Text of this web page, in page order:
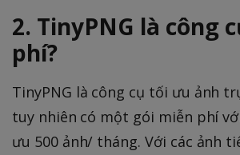
2. TinyPNG là công
phí?
TinyPNG là công cụ tối ưu ảnh
tuy nhiên có một gói miễn phí
ưu 500 ảnh/ tháng. Với các ảnh